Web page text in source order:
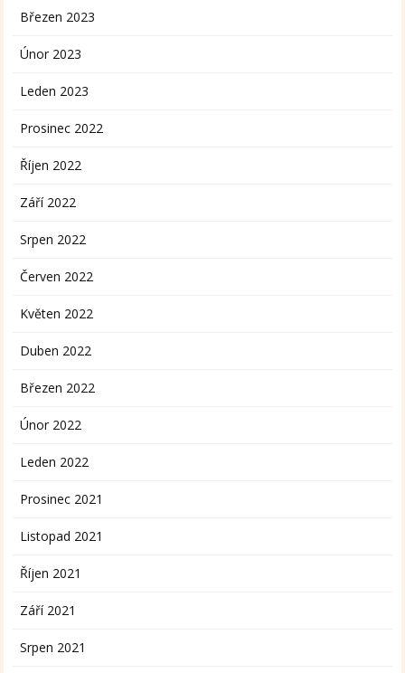
Březen 2023
Únor 2023
Leden 2023
Prosinec 2022
Říjen 2022
Září 2022
Srpen 2022
Červen 2022
Květen 2022
Duben 2022
Březen 2022
Únor 2022
Leden 2022
Prosinec 2021
Listopad 2021
Říjen 2021
Září 2021
Srpen 2021